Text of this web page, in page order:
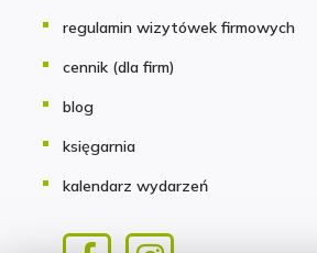
regulamin wizytówek firmowych
cennik (dla firm)
blog
księgarnia
kalendarz wydarzeń